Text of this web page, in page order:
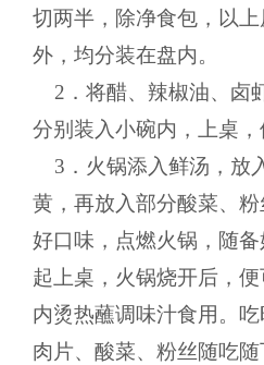
切两半，除净食包，以
外，均分装在盘内。
2．将醋、辣椒油、卤
分别装入小碗内，上桌，
3．火锅添入鲜汤，放
黄，再放入部分酸菜、
好口味，点燃火锅，随
起上桌，火锅烧开后，
内烫热蘸调味汁食用。吃
肉片、酸菜、粉丝随吃随